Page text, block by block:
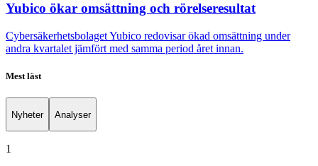
Yubico ökar omsättning och rörelseresultat
Cybersäkerhetsbolaget Yubico redovisar ökad omsättning under
andra kvartalet jämfört med samma period året innan.
Mest läst
Nyheter Analyser
1